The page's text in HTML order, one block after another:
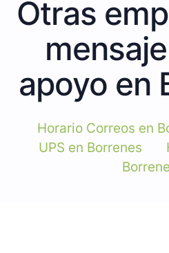
Otras
apoyo en
Horario Correos en
UPS en Borrenes